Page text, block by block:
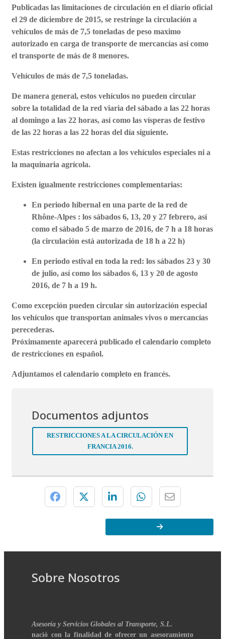
Publicadas las limitaciones de circulación en el diario oficial
el 29 de diciembre de 2015, se restringe la circulación a
vehículos de más de 7,5 toneladas de peso maximo
autorizado en carga de transporte de mercancías así como
el transporte de más de 8 menores.
Vehículos de más de 7,5 toneladas.
De manera general, estos vehículos no pueden circular
sobre la totalidad de la red viaria del sábado a las 22 horas
al domingo a las 22 horas, así como las vísperas de festivo
de las 22 horas a las 22 horas del día siguiente.
Estas restricciones no afectan a los vehículos especiales ni a
la maquinaria agrícola.
Existen igualmente restricciones complementarias:
En periodo hibernal en una parte de la red de
Rhône-Alpes : los sábados 6, 13, 20 y 27 febrero, así
como el sábado 5 de marzo de 2016, de 7 h a 18 horas
(la circulación está autorizada de 18 h a 22 h)
En periodo estival en toda la red: los sábados 23 y 30
de julio, así como los sábados 6, 13 y 20 de agosto
2016, de 7 h a 19 h.
Como excepción pueden circular sin autorización especial
los vehículos que transportan animales vivos o mercancías
perecederas.
Próximamente aparecerá publicado el calendario completo
de restricciones en español.
Adjuntamos el calendario completo en francés.
Documentos adjuntos
RESTRICCIONES A LA CIRCULACIÓN EN
FRANCIA 2016.
Sobre Nosotros
Asesoría y Servicios Globales al Transporte, S.L.
nació con la finalidad de ofrecer un asesoramiento